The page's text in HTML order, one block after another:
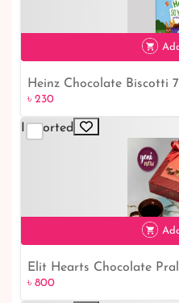
৳ 230
Heinz Chocolate Biscotti
৳ 230
Imported
৳ 800
Elit Hearts Chocolate
৳ 800